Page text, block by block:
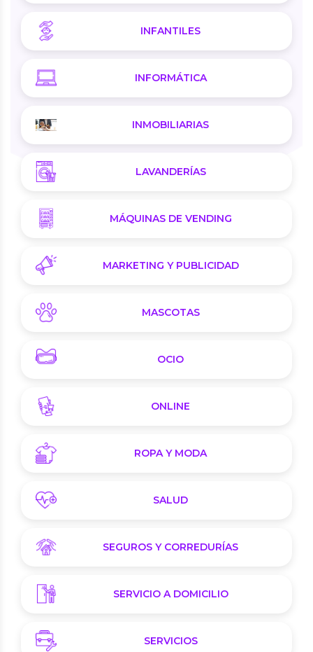
INFANTILES
INFORMÁTICA
INMOBILIARIAS
LAVANDERÍAS
MÁQUINAS DE VENDING
MARKETING Y PUBLICIDAD
MASCOTAS
OCIO
ONLINE
ROPA Y MODA
SALUD
SEGUROS Y CORREDURÍAS
SERVICIO A DOMICILIO
SERVICIOS